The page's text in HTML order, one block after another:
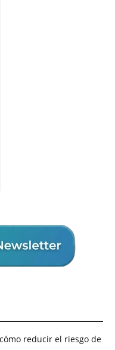
reducir el riesgo de